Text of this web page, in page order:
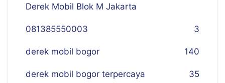
Derek Mobil Blok M Jakarta
081385550003 3
derek mobil bogor 140
derek mobil bogor terpercaya 35